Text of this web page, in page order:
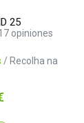
25
/ Recolha na
opiniones